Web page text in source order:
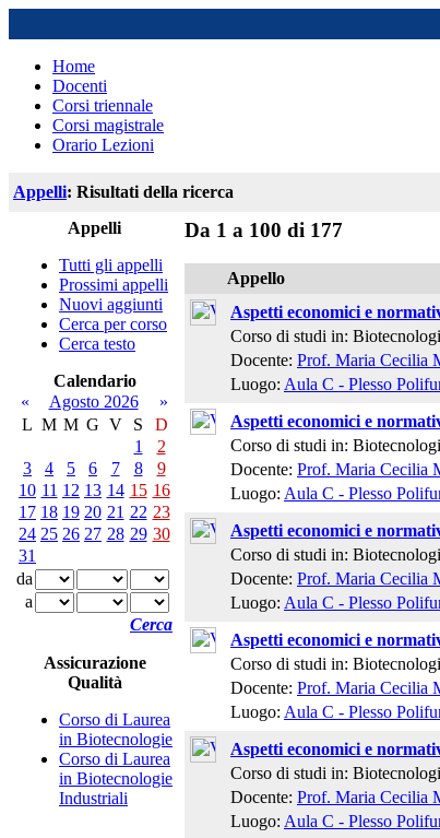
Home
Docenti
Corsi triennale
Corsi magistrale
Orario Lezioni
Appelli: Risultati della ricerca
Appelli
Tutti gli appelli
Prossimi appelli
Nuovi aggiunti
Cerca per corso
Cerca testo
Calendario
«
Agosto 2026
»
L M M G V S
D
1
2
3
4 5 6 7 8
9
10 11 12 13 14 15 16
17 18 19 20 21 22 23
24 25 26 27 28 29 30
31
da
a
Cerca
Assicurazione
Qualità
Corso di Laurea
in Biotecnologie
Corso di Laurea
in Biotecnologie
Industriali
Da 1 a 100 di 177
Appello
Aspetti economici e
Corso di studi in:
Docente: Prof. Maria Cecilia
Luogo: Aula C - Plesso
Aspetti economici e
Corso di studi in:
Docente: Prof. Maria Cecilia
Luogo: Aula C - Plesso
Aspetti economici e
Corso di studi in:
Docente: Prof. Maria Cecilia
Luogo: Aula C - Plesso
Aspetti economici e
Corso di studi in:
Docente: Prof. Maria Cecilia
Luogo: Aula C - Plesso
Aspetti economici e
Corso di studi in:
Docente: Prof. Maria Cecilia
Luogo: Aula C - Plesso